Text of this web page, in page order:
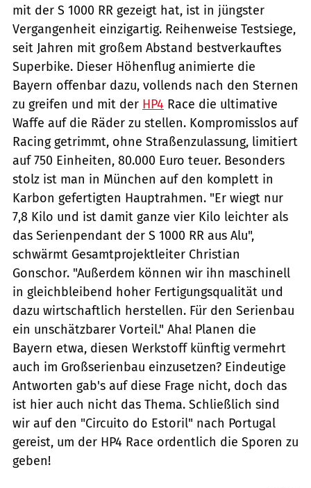
mit der S 1000 RR gezeigt hat, ist in jüngster
Vergangenheit einzigartig. Reihenweise Testsiege,
seit Jahren mit großem Abstand bestverkauftes
Superbike. Dieser Höhenflug animierte die
Bayern offenbar dazu, vollends nach den Sternen
zu greifen und mit der HP4 Race die ultimative
Waffe auf die Räder zu stellen. Kompromisslos auf
Racing getrimmt, ohne Straßenzulassung, limitiert
auf 750 Einheiten, 80.000 Euro teuer. Besonders
stolz ist man in München auf den komplett in
Karbon gefertigten Hauptrahmen. "Er wiegt nur
7,8 Kilo und ist damit ganze vier Kilo leichter als
das Serienpendant der S 1000 RR aus Alu",
schwärmt Gesamtprojektleiter Christian
Gonschor. "Außerdem können wir ihn maschinell
in gleichbleibend hoher Fertigungsqualität und
dazu wirtschaftlich herstellen. Für den Serienbau
ein unschätzbarer Vorteil." Aha! Planen die
Bayern etwa, diesen Werkstoff künftig vermehrt
auch im Großserienbau einzusetzen? Eindeutige
Antworten gab's auf diese Frage nicht, doch das
ist hier auch nicht das Thema. Schließlich sind
wir auf den "Circuito do Estoril" nach Portugal
gereist, um der HP4 Race ordentlich die Sporen zu
geben!